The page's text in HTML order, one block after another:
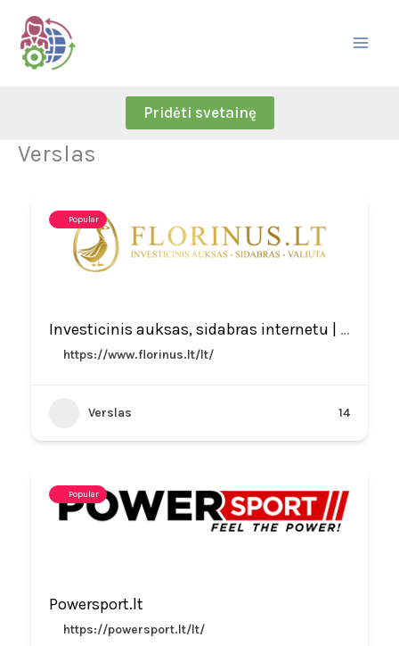
Skip
content
Pridėti svetainę
Verslas
Popular
Investicinis auksas, sidabras internetu | Florinus
https://www.florinus.lt/lt/
Verslas 14
Popular
Powersport.lt
https://powersport.lt/lt/